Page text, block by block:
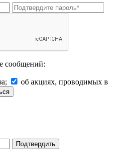
сообщений:
об акциях, проводимых в
Подтвердить